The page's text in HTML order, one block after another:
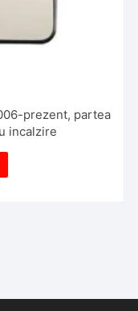
prezent, partea
incalzire